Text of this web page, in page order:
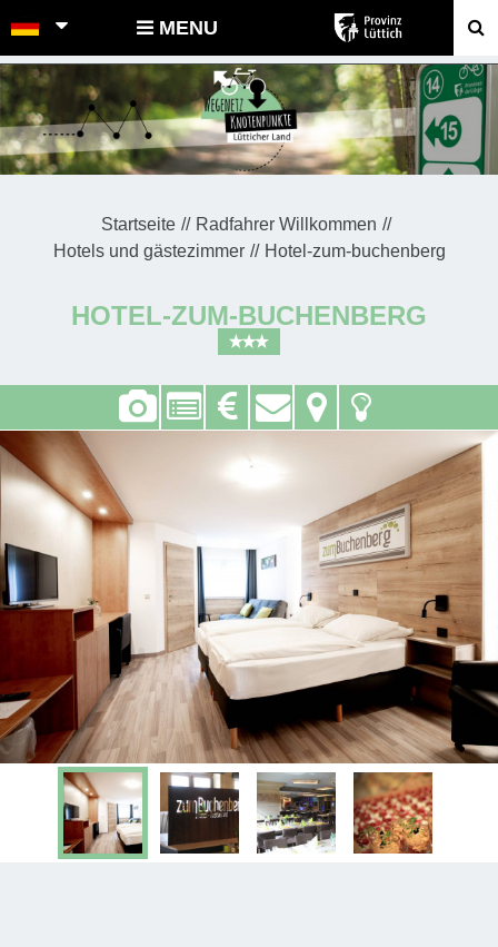
POINTS-NOEUDS MENU
Startseite
Radfahrer Willkommen
Hotels und gästezimmer
Hotel-zum-buchenberg
HOTEL-ZUM-BUCHENBERG